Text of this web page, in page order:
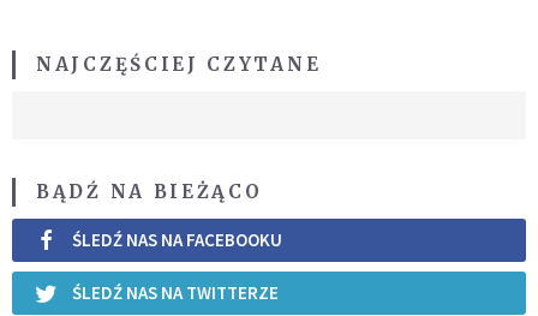
NAJCZĘŚCIEJ CZYTANE
BĄDŹ NA BIEŻĄCO
ŚLEDŹ NAS NA FACEBOOKU
ŚLEDŹ NAS NA TWITTERZE